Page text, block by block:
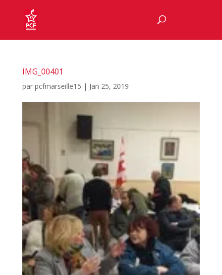
IMG_00401
par pcfmarseille15 | Jan 25, 2019